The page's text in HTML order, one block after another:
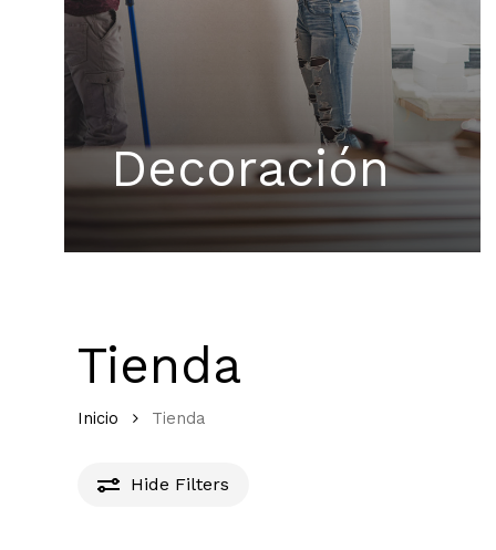
Decoración
Tienda
Inicio Tienda
Hide Filters